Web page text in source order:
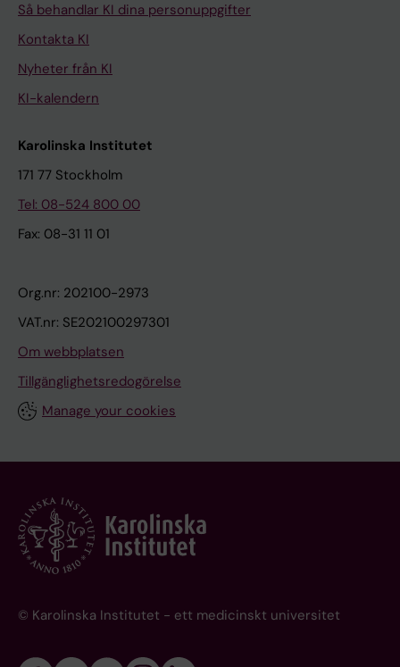
Så behandlar KI dina personuppgifter
Kontakta KI
Nyheter från KI
KI-kalendern
Karolinska Institutet
171 77 Stockholm
Tel: 08-524 800 00
Fax: 08-31 11 01
Org.nr: 202100-2973
VAT.nr: SE202100297301
Om webbplatsen
Tillgänglighetsredogörelse
Manage your cookies
© Karolinska Institutet - ett medicinskt universitet